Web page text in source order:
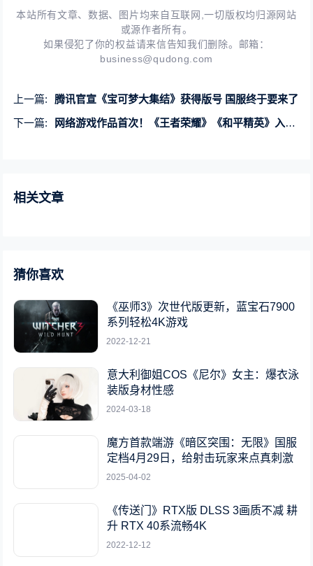
本站所有文章、数据、图片均来自互联网,一切版权均归源网站
或源作者所有。
如果侵犯了你的权益请来信告知我们删除。邮箱：
business@qudong.com
上一篇:
腾讯官宣《宝可梦大集结》获得版号 国服终于要来了
下一篇:
网络游戏作品首次！《王者荣耀》《和平精英》入藏中国国家版本馆
相关文章
猜你喜欢
《巫师3》次世代版更新，蓝宝石7900
系列轻松4K游戏
2022-12-21
意大利御姐COS《尼尔》女主：爆衣泳
装版身材性感
2024-03-18
魔方首款端游《暗区突围：无限》国服
定档4月29日，给射击玩家来点真刺激
2025-04-02
《传送门》RTX版 DLSS 3画质不减 耕
升 RTX 40系流畅4K
2022-12-12